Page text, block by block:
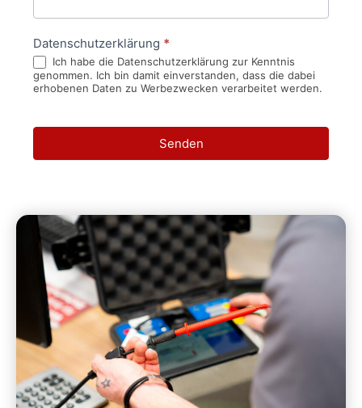
Datenschutzerklärung *
Ich habe die Datenschutzerklärung zur Kenntnis
genommen. Ich bin damit einverstanden, dass die dabei
erhobenen Daten zu Werbezwecken verarbeitet werden.
Senden